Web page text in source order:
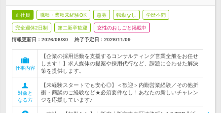
正社員 職種・業種未経験OK 急募 転勤なし 学歴不問
完全週休2日制 第二新卒歓迎 女性のおしごと掲載中
情報更新日：2026/06/30 終了予定日： 2026/11/09
仕事内容
【企業の採用活動を支援するコンサルティング営業全般をお任せ
します！】求人媒体の提案や採用代行など、課題に合わせた解決
策を提供します。
対象と
なる方
【未経験スタートでも安心◎】＜歓迎＞内勤営業経験／その他折
衝・商談のご経験など★必須要件なし！あなたの新しいチャレン
ジを応援しています♪